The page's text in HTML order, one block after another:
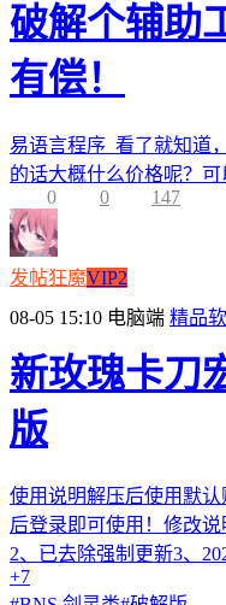
破解个辅助
有偿！
易语言程序 看了就知道
的话大概什么价格呢？可
0
0 147
发帖狂魔VIP2
08-05 15:10 电脑端 精品
新玫瑰卡刀
版
使用说明解压后使用默
后登录即可使用！修改
2、已去除强制更新3、
+7